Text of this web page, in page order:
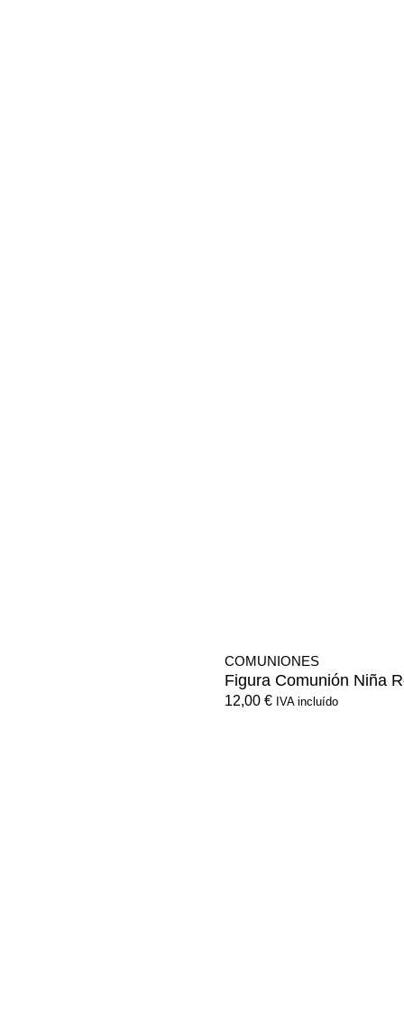
COMUNIONES
Figura Comunión Niña
12,00 € IVA incluído